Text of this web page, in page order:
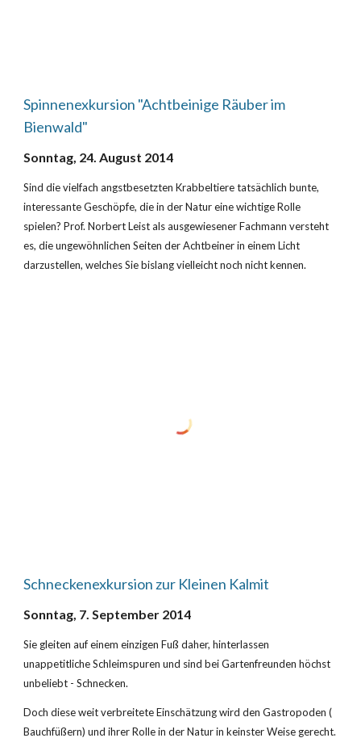
Spinnenexkursion "Achtbeinige Räuber im
Bienwald"
Sonntag, 24. August 2014
Sind die vielfach angstbesetzten Krabbeltiere tatsächlich bunte,
interessante Geschöpfe, die in der Natur eine wichtige Rolle
spielen? Prof. Norbert Leist als ausgewiesener Fachmann versteht
es, die ungewöhnlichen Seiten der Achtbeiner in einem Licht
darzustellen, welches Sie bislang vielleicht noch nicht kennen.
Schneckenexkursion zur Kleinen Kalmit
Sonntag, 7. September 2014
Sie gleiten auf einem einzigen Fuß daher, hinterlassen
unappetitliche Schleimspuren und sind bei Gartenfreunden höchst
unbeliebt - Schnecken.
Doch diese weit verbreitete Einschätzung wird den Gastropoden (
Bauchfüßern) und ihrer Rolle in der Natur in keinster Weise gerecht.